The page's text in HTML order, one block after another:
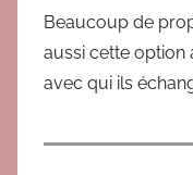
Beaucoup de
aussi cette option
avec qui ils